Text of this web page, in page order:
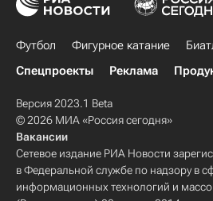
Футбол Фигурное катание
Спецпроекты
Реклама
Версия 2023.1 Beta
© 2026 МИА «Россия сегодня»
Вакансии
Сетевое издание РИА Новости
в Федеральной службе по надзору в
информационных технологий и